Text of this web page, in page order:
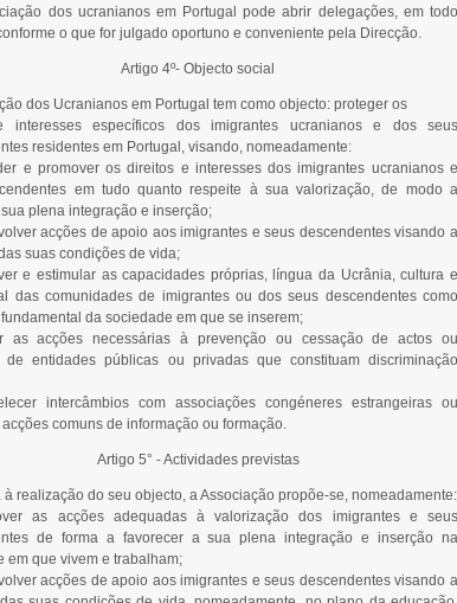
dos ucranianos em Portugal pode abrir delegações, em todo
o que for julgado oportuno e conveniente pela Direcção.
Artigo 4º- Objecto social
dos Ucranianos em Portugal tem como objecto: proteger os
interesses específicos dos imigrantes ucranianos e dos seus
residentes em Portugal, visando, nomeadamente:
e promover os direitos e interesses dos imigrantes ucranianos e
em tudo quanto respeite à sua valorização, de modo a
plena integração e inserção;
acções de apoio aos imigrantes e seus descendentes visando
suas condições de vida;
e estimular as capacidades próprias, língua da Ucrânia, cultura e
das comunidades de imigrantes ou dos seus descendentes como
da sociedade em que se inserem;
as acções necessárias à prevenção ou cessação de actos ou
de entidades públicas ou privadas que constituam discriminação
intercâmbios com associações congéneres estrangeiras ou
comuns de informação ou formação.
Artigo 5° - Actividades previstas
à realização do seu objecto, a Associação propõe-se, nomeadamente:
as acções adequadas à valorização dos imigrantes e seus
de forma a favorecer a sua plena integração e inserção na
em que vivem e trabalham;
acções de apoio aos imigrantes e seus descendentes visando